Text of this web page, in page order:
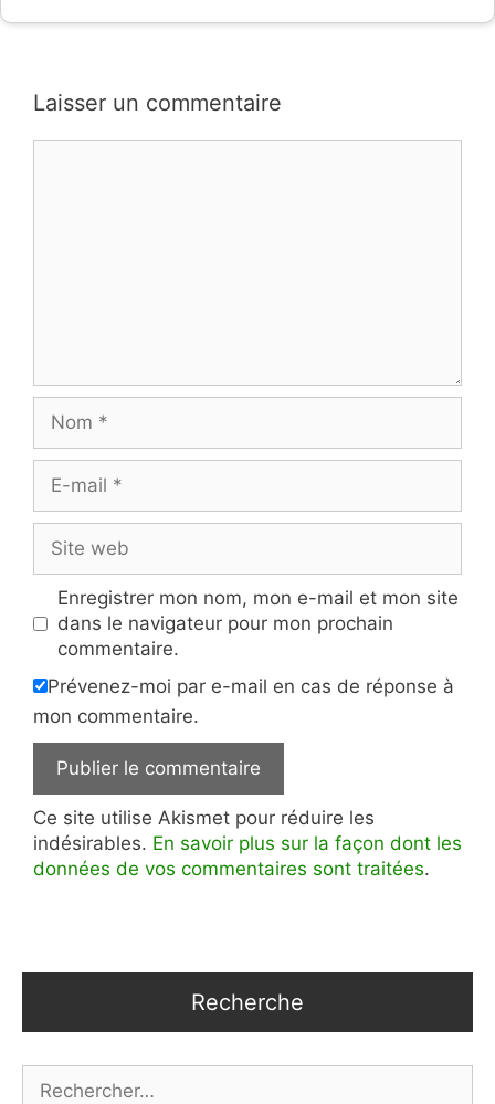
Laisser un commentaire
mail
web
Enregistrer mon nom, mon e-mail et mon site
dans le navigateur pour mon prochain
commentaire.
Prévenez-moi par e-mail en cas de réponse à
mon commentaire.
Ce site utilise Akismet pour réduire les
indésirables. En savoir plus sur la façon dont les
données de vos commentaires sont traitées.
Recherche